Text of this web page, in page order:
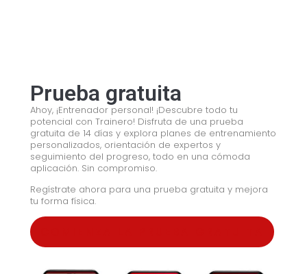
Prueba gratuita
Ahoy, ¡Entrenador personal! ¡Descubre todo tu
potencial con Trainero! Disfruta de una prueba
gratuita de 14 días y explora planes de entrenamiento
personalizados, orientación de expertos y
seguimiento del progreso, todo en una cómoda
aplicación. Sin compromiso.
Regístrate ahora para una prueba gratuita y mejora
tu forma física.